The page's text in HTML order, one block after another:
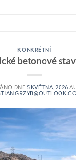
KONKRÉTNÍ
betonové
DNE 5 KVĚTNA, 2026